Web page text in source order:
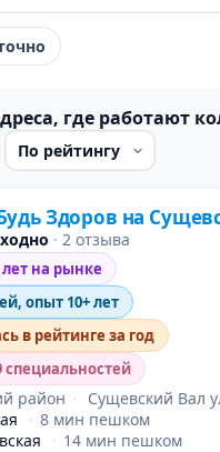
где работают
1 место в рейтинге
Здоров на
· 2 отзыва
лет на рынке
опыт 10+ лет
в рейтинге за год
специальностей
район ·
Сущевский Вал
· 8 мин пешком
· 14 мин пешком